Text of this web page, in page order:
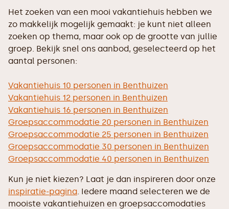
Het zoeken van een mooi vakantiehuis hebben we
zo makkelijk mogelijk gemaakt: je kunt niet alleen
zoeken op thema, maar ook op de grootte van jullie
groep. Bekijk snel ons aanbod, geselecteerd op het
aantal personen:
Vakantiehuis 10 personen in Benthuizen
Vakantiehuis 12 personen in Benthuizen
Vakantiehuis 16 personen in Benthuizen
Groepsaccommodatie 20 personen in Benthuizen
Groepsaccommodatie 25 personen in Benthuizen
Groepsaccommodatie 30 personen in Benthuizen
Groepsaccommodatie 40 personen in Benthuizen
Kun je niet kiezen? Laat je dan inspireren door onze
inspiratie-pagina. Iedere maand selecteren we de
mooiste vakantiehuizen en groepsaccomodaties